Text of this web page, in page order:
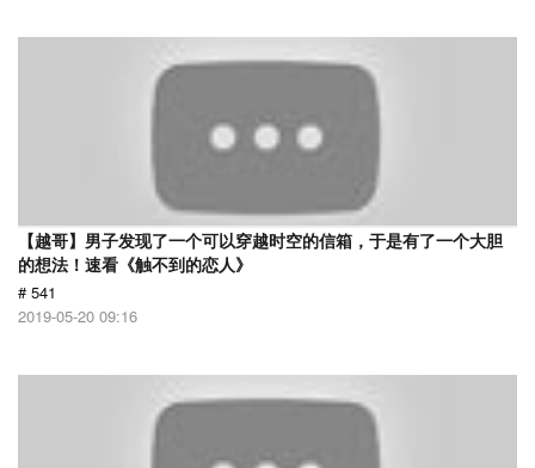
【越哥】男子发现了一个可以穿越时空的信箱，于是有了一个大胆
的想法！速看《触不到的恋人》
# 541
2019-05-20 09:16